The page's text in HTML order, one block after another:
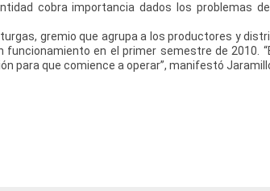
cobra importancia dados los problemas
gremio que agrupa a los productores y
en el primer semestre de 2010.
para que comience a operar”, manifestó